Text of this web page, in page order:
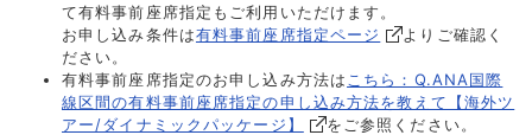
て有料事前座席指定もご利用いただけます。
お申し込み条件は有料事前座席指定ページ
よりご確認く
ださい。
有料事前座席指定のお申し込み方法は こちら：Q.ANA国際
線区間の有料事前座席指定の申し込み方法を教えて【海外ツ
アー/ダイナミックパッケージ】
をご参照ください。